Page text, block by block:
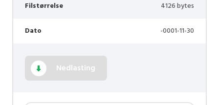
Filstørrelse 4126 bytes
Dato -0001-11-30
Nedlasting